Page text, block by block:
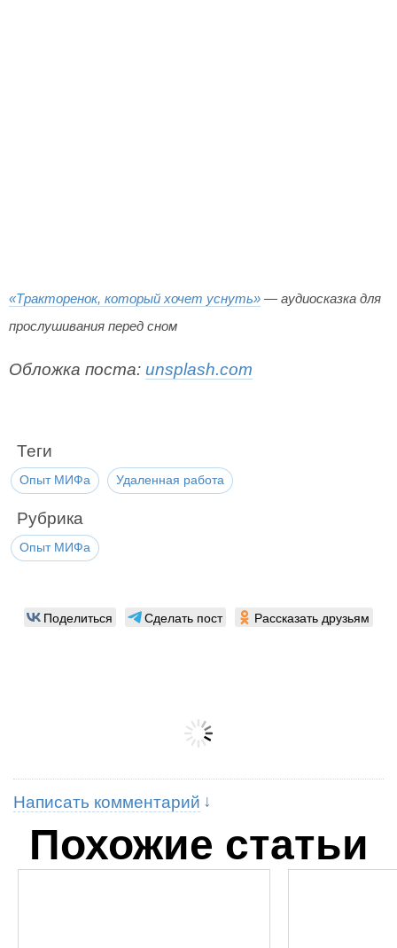
«Тракторенок, который хочет уснуть» — аудиосказка для
прослушивания перед сном
Обложка поста: unsplash.com
Теги
Опыт МИФа Удаленная работа
Рубрика
Опыт МИФа
Поделиться Сделать пост Рассказать друзьям
Написать комментарий
Похожие статьи